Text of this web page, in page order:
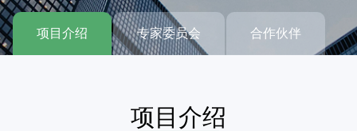
项目介绍 专家委员会 合作伙伴
项目介绍